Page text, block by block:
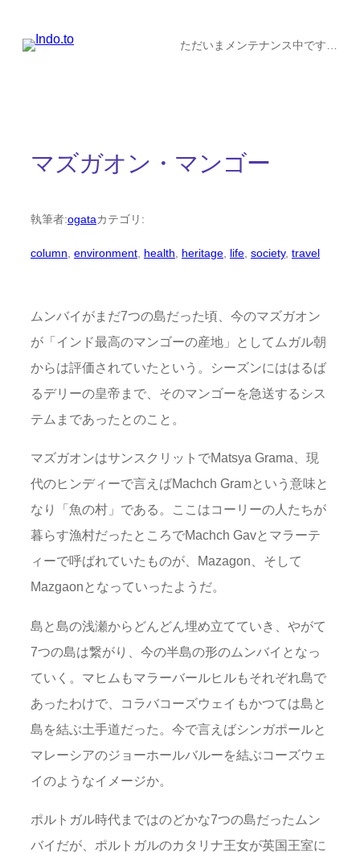
ただいまメンテナンス中です…
マズガオン・マンゴー
執筆者:ogataカテゴリ:
column, environment, health, heritage, life, society, travel
ムンバイがまだ7つの島だった頃、今のマズガオン
が「インド最高のマンゴーの産地」としてムガル朝
からは評価されていたという。シーズンにははるば
るデリーの皇帝まで、そのマンゴーを急送するシス
テムまであったとのこと。
マズガオンはサンスクリットでMatsya Grama、現
代のヒンディーで言えばMachch Gramという意味と
なり「魚の村」である。ここはコーリーの人たちが
暮らす漁村だったところでMachch Gavとマラーテ
ィーで呼ばれていたものが、Mazagon、そして
Mazgaonとなっていったようだ。
島と島の浅瀬からどんどん埋め立てていき、やがて
7つの島は繋がり、今の半島の形のムンバイとなっ
ていく。マヒムもマラーバールヒルもそれぞれ島で
あったわけで、コラバコーズウェイもかつては島と
島を結ぶ土手道だった。今で言えばシンガポールと
マレーシアのジョーホールバルーを結ぶコーズウェ
イのようなイメージか。
ポルトガル時代まではのどかな7つの島だったムン
バイだが、ポルトガルのカタリナ王女が英国王室に